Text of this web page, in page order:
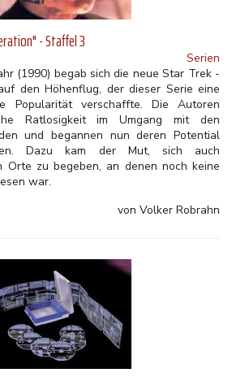
- Staffel 3
Serien
(1990) begab sich die neue Star Trek -
den Höhenflug, der dieser Serie eine
Popularität verschaffte. Die Autoren
Ratlosigkeit im Umgang mit den
und begannen nun deren Potential
Dazu kam der Mut, sich auch
Orte zu begeben, an denen noch keine
war.
von Volker Robrahn